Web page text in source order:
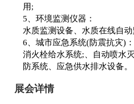
用;
5、环境监测仪器：
水质监测设备、水质在线自
6、城市应急系统(防震抗灾)：
消火栓给水系统;、自动喷水
防系统、应急供水排水设备。
展会详情